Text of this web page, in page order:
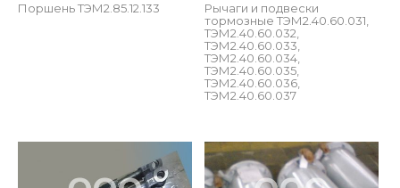
Поршень ТЭМ2.85.12.133
Рычаги и подвески
тормозные ТЭМ2.40.60.031,
ТЭМ2.40.60.032,
ТЭМ2.40.60.033,
ТЭМ2.40.60.034,
ТЭМ2.40.60.035,
ТЭМ2.40.60.036,
ТЭМ2.40.60.037